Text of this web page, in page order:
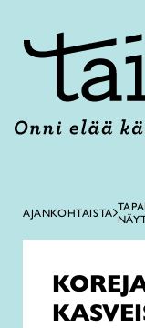
AJANKOHTAISTA